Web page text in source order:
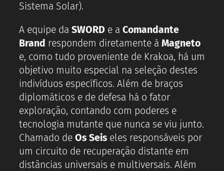
Sistema Solar).
A equipe da SWORD e a Comandante
Brand respondem diretamente à Magneto
e, como tudo proveniente de Krakoa, há um
objetivo muito especial na seleção destes
indivíduos específicos. Além de braços
diplomáticos e de defesa há o fator
exploração, contando com poderes e
tecnologia mutante que nunca se viu junto.
Chamado de Os Seiseles responsáveis por
um circuito de recuperação distante em
distâncias universais e multiversais. Além